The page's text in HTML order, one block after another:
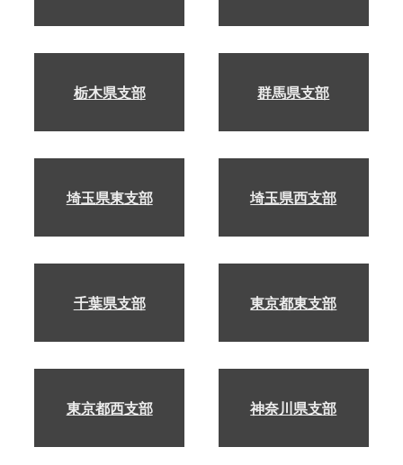
栃木県支部 群馬県支部
埼玉県東支部 埼玉県西支部
千葉県支部 東京都東支部
東京都西支部 神奈川県支部